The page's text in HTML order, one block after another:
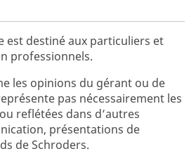
est destiné aux particuliers et
professionnels.
les opinions du gérant ou de
pas nécessairement les
reflétées dans d’autres
présentations de
de Schroders.